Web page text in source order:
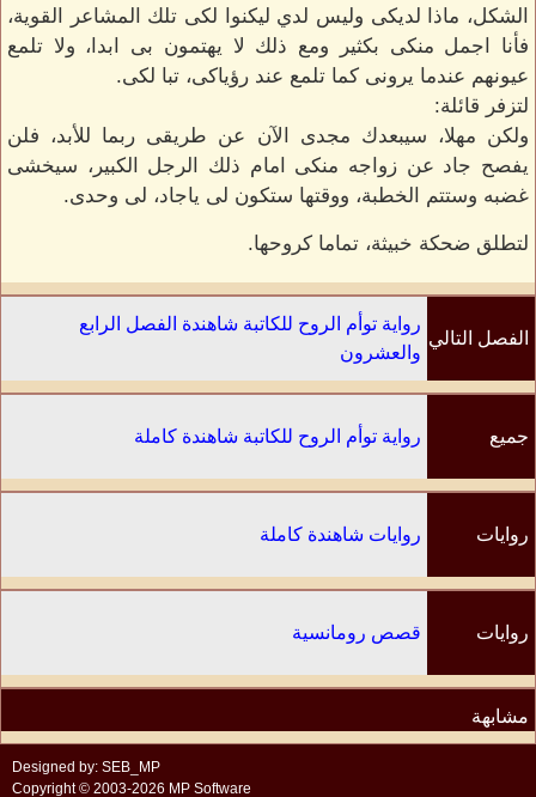
الشكل، ماذا لديكى وليس لدي ليكنوا لكى تلك المشاعر القوية،
فأنا اجمل منكى بكثير ومع ذلك لا يهتمون بى ابدا، ولا تلمع
عيونهم عندما يرونى كما تلمع عند رؤياكى، تبا لكى.
لتزفر قائلة:
ولكن مهلا، سيبعدك مجدى الآن عن طريقى ربما للأبد، فلن
يفصح جاد عن زواجه منكى امام ذلك الرجل الكبير، سيخشى
غضبه وستتم الخطبة، ووقتها ستكون لى ياجاد، لى وحدى.
لتطلق ضحكة خبيثة، تماما كروحها.
الفصل التالي
رواية توأم الروح للكاتبة شاهندة الفصل الرابع
والعشرون
جميع رواية توأم الروح للكاتبة شاهندة كاملة
روايات روايات شاهندة كاملة
روايات
مشابهة
قصص رومانسية
Designed by: SEB_MP
Copyright © 2003-2026 MP Software